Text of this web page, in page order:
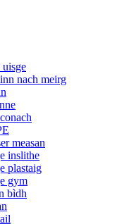
uisge
nach meirg
measan
inslithe
plastaig
gym
bìdh